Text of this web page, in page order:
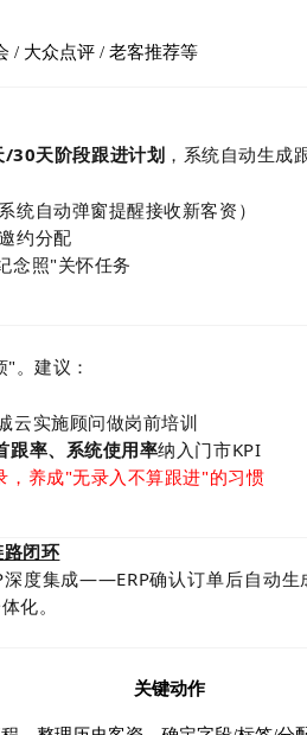
/ 大众点评 / 老客推荐等
30天阶段跟进计划 ，系统自动生成
自动弹窗提醒接收新客资）
约分配
念照"关怀任务
。建议：
云实施顾问做岗前培训
跟率、系统使用率纳入门市KPI
，养成"无录入不算跟进"的习惯
路闭环
深度集成——ERP确认订单后自动
化。
关键动作